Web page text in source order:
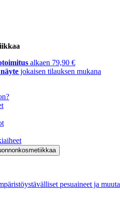
alkaen 79,90 €
jokaisen tilauksen mukana
pesuaineet ja muuta